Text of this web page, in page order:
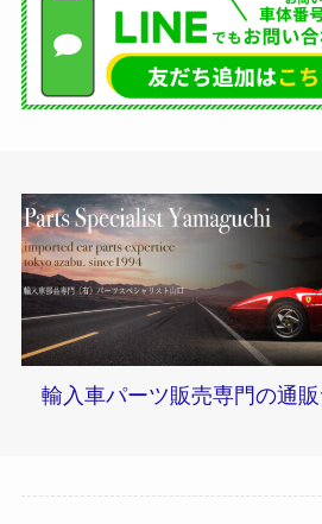
輸入車パーツ販売専門の通